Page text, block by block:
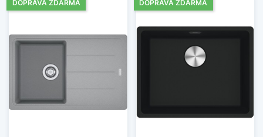
DOPRAVA ZDARMA DOPRAVA ZDARMA